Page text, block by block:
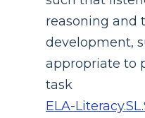
reasoning and
development,
appropriate to
task
ELA-